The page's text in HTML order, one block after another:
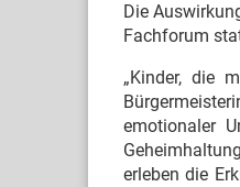
Die
Fachforum
„Kinder, die
emotionaler
erleben die